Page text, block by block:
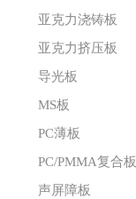
亚克力浇铸板
亚克力挤压板
导光板
MS板
PC薄板
PC/PMMA复合板
声屏障板